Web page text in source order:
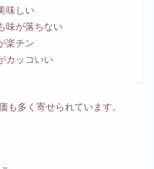
味しい
味が落ちない
楽チン
カッコいい
も多く寄せられています。